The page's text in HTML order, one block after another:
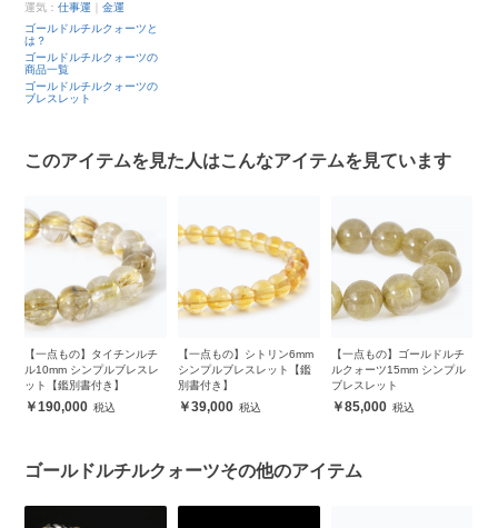
運気：仕事運 ｜金運
ゴールドルチルクォーツと
は？
ゴールドルチルクォーツの
商品一覧
ゴールドルチルクォーツの
ブレスレット
このアイテムを見た人はこんなアイテムを見ています
【一点もの】タイチンルチ
ル10mm シンプルブレスレ
ット【鑑別書付き】
190,000
【一点もの】シトリン6mm
シンプルブレスレット【鑑
別書付き】
39,000
【一点もの】ゴールドルチ
ルクォーツ15mm シンプル
ブレスレット
85,000
ゴールドルチルクォーツその他のアイテム